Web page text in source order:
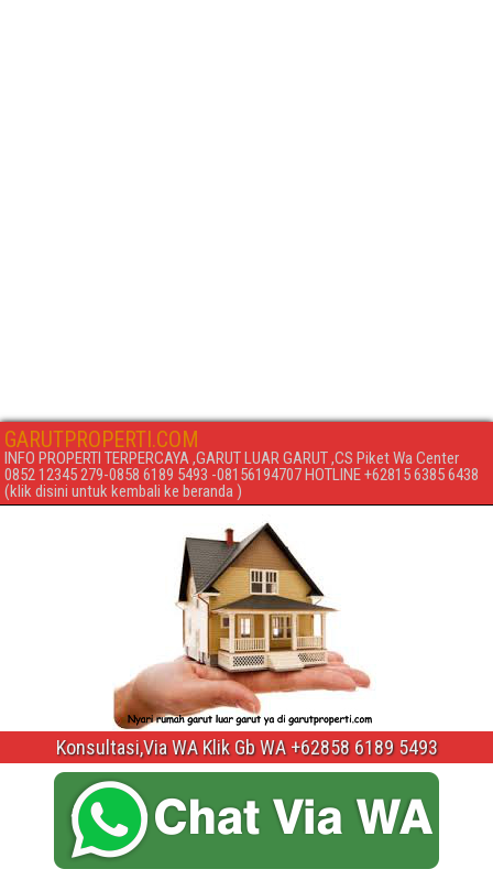
GARUTPROPERTI.COM
INFO PROPERTI TERPERCAYA ,GARUT LUAR GARUT ,CS Piket Wa Center
0852 12345 279-0858 6189 5493 -08156194707 HOTLINE +62815 6385 6438
(klik disini untuk kembali ke beranda )
Konsultasi,Via WA Klik Gb WA +62858 6189 5493